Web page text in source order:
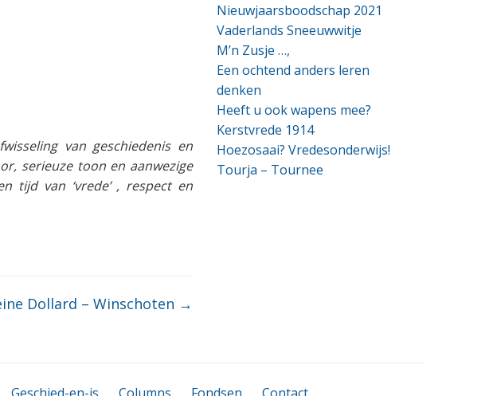
van geschiedenis en
serieuze toon en aanwezige
tijd van ‘vrede’ , respect en
Dollard – Winschoten →
Nieuwjaarsboodschap 2021
Vaderlands Sneeuwwitje
M’n Zusje …,
Een ochtend anders leren
denken
Heeft u ook wapens mee?
Kerstvrede 1914
Hoezosaai? Vredesonderwijs!
Tourja – Tournee